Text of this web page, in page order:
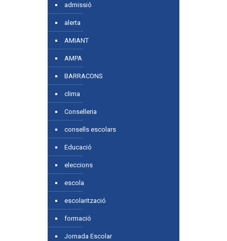
admissió
alerta
AMIANT
AMPA
BARRACONS
clima
Conselleria
consells escolars
Educació
eleccions
escola
escolarització
formació
Jornada Escolar